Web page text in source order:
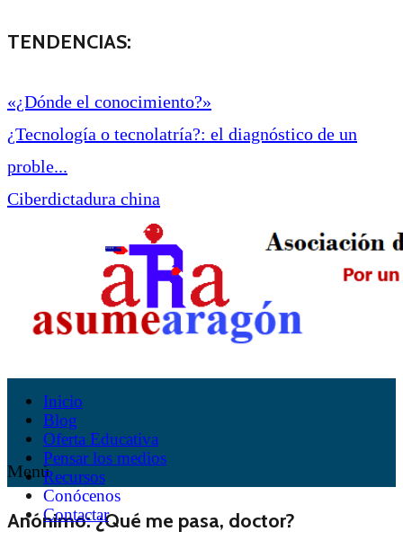
TENDENCIAS:
«¿Dónde el conocimiento?»
¿Tecnología o tecnolatría?: el diagnóstico de un
proble...
Ciberdictadura china
Inicio
Blog
Oferta Educativa
Pensar los medios
Recursos
Conócenos
Contactar
Menú
Anónimo: ¿Qué me pasa, doctor?